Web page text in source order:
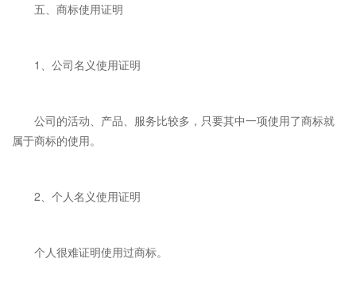
五、商标使用证明
1、公司名义使用证明
公司的活动、产品、服务比较多，只要其中一项使用了商标就
属于商标的使用。
2、个人名义使用证明
个人很难证明使用过商标。